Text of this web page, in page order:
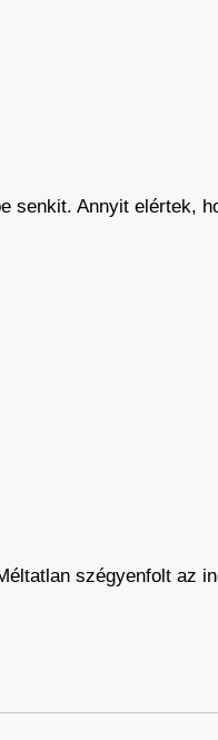
senkit. Annyit elértek,
szégyenfolt az